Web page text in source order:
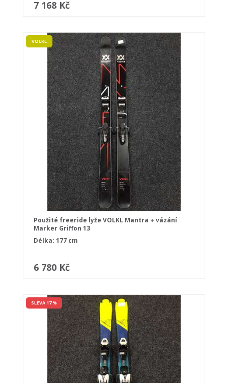
7 168 Kč
VOLKL
Použité freeride lyže VOLKL Mantra + vázání
Marker Griffon 13
Délka: 177 cm
6 780 Kč
SLEVA 17 %